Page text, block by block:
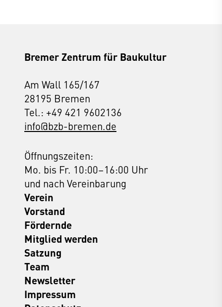
Bremer Zentrum für Baukultur
Am Wall 165/167
28195 Bremen
Tel.: +49 421 9602136
info@bzb-bremen.de
Öffnungszeiten:
Mo. bis Fr. 10:00–16:00 Uhr
und nach Vereinbarung
Verein
Vorstand
Fördernde
Mitglied werden
Satzung
Team
Newsletter
Impressum